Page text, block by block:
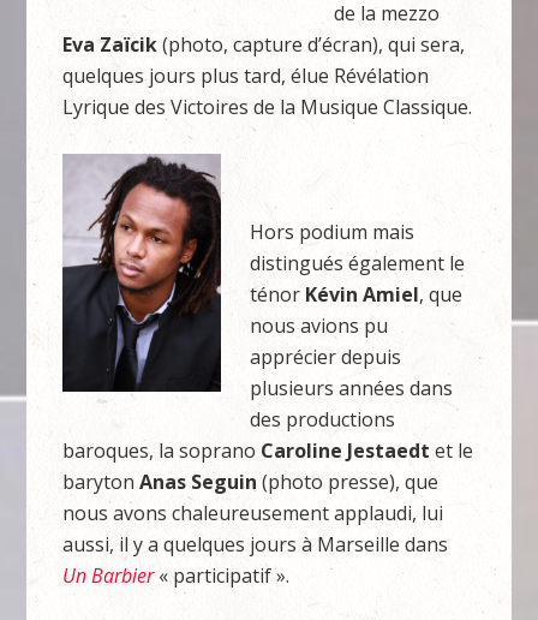
de la mezzo
Eva Zaïcik(photo, capture d’écran), qui sera,
quelques jours plus tard, élue Révélation
Lyrique des Victoires de la Musique Classique.
Hors podium mais
distingués également le
ténor Kévin Amiel, que
nous avions pu
apprécier depuis
plusieurs années dans
des productions
baroques, la soprano Caroline Jestaedt et le
barytonAnas Seguin(photo presse), que
nous avons chaleureusement applaudi, lui
aussi, il y a quelques jours à Marseille dans
Un Barbier« participatif ».